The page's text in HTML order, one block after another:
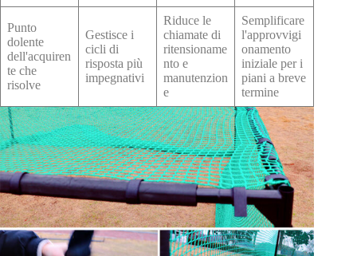
Punto
dolente
dell'acquiren
te che
risolve
Gestisce i
cicli di
risposta più
impegnativi
Riduce le
chiamate di
ritensioname
nto e
manutenzion
e
Semplificare
l'approvvigi
onamento
iniziale per i
piani a breve
termine